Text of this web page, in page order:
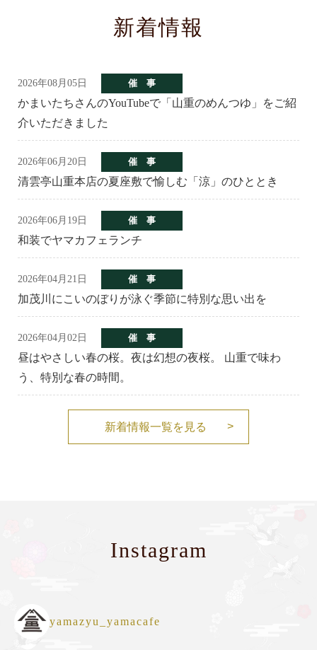
新着情報
2026年08月05日 催 事
かまいたちさんのYouTubeで「山重のめんつゆ」をご紹
介いただきました
2026年06月20日 催 事
清雲亭山重本店の夏座敷で愉しむ「涼」のひととき
2026年06月19日 催 事
和装でヤマカフェランチ
2026年04月21日 催 事
加茂川にこいのぼりが泳ぐ季節に特別な思い出を
2026年04月02日 催 事
昼はやさしい春の桜。夜は幻想の夜桜。 山重で味わ
う、特別な春の時間。
新着情報一覧を見る
Instagram
yamazyu_yamacafe